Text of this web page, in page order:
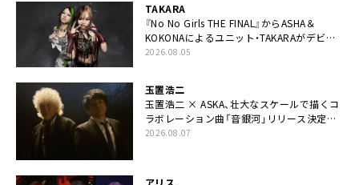
TAKARA
『No No Girls THE FINAL』からASHA＆
KOKONAによるユニット・TAKARAがデビュ
ー
2026.08.05
玉置浩二
玉置浩二 × ASKA、壮大なスケールで描くコ
ラボレーション曲「音銀河」リリース決定。
カップリングには新曲「命の宿り」収録も
2026.08.07